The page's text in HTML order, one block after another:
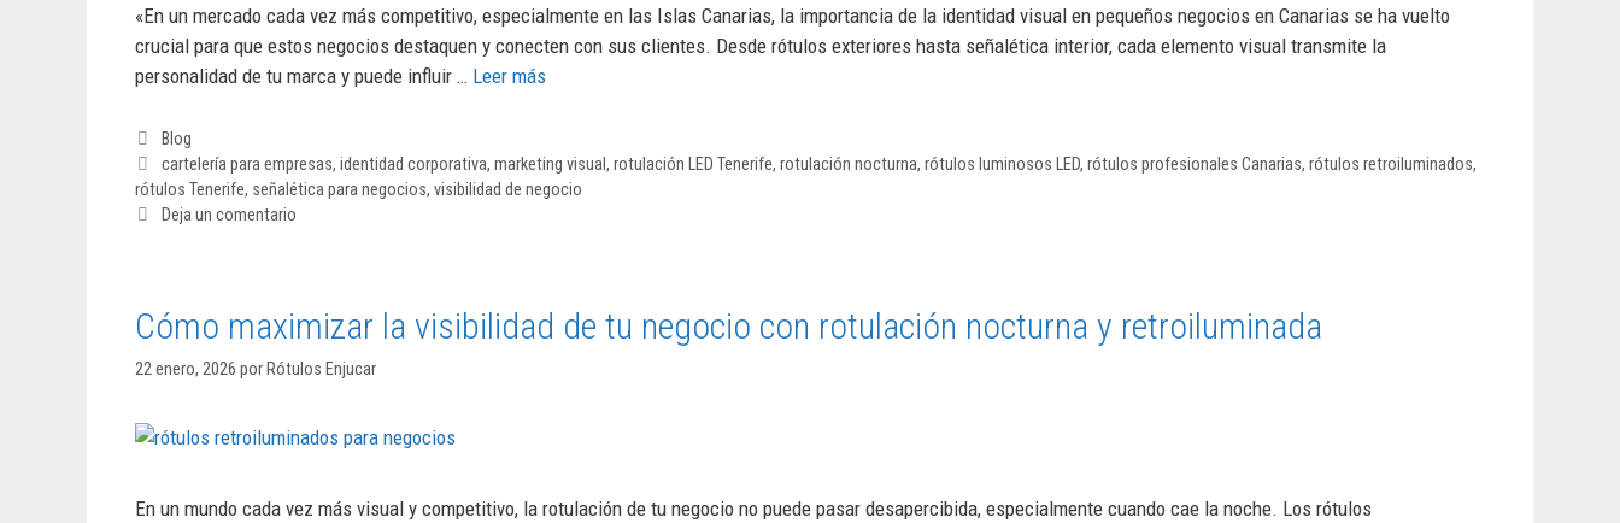
«En un mercado cada vez más competitivo, especialmente en las Islas Canarias, la importancia de la identidad visual en pequeños negocios en Canarias se ha vuelto
crucial para que estos negocios destaquen y conecten con sus clientes. Desde rótulos exteriores hasta señalética interior, cada elemento visual transmite la
personalidad de tu marca y puede influir … Leer más
Blog
cartelería para empresas, identidad corporativa, marketing visual, rotulación LED Tenerife, rotulación nocturna, rótulos luminosos LED, rótulos profesionales Canarias, rótulos retroiluminados,
rótulos Tenerife, señalética para negocios, visibilidad de negocio
Deja un comentario
Cómo maximizar la visibilidad de tu negocio con rotulación nocturna y retroiluminada
22 enero, 2026 porRótulos Enjucar
En un mundo cada vez más visual y competitivo, la rotulación de tu negocio no puede pasar desapercibida, especialmente cuando cae la noche. Los rótulos